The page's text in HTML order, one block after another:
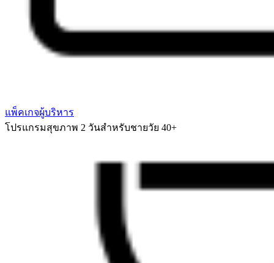
แพ็คเกจผู้บริหาร
โปรแกรมสุขภาพ 2 วันสำหรับชายวัย 40+